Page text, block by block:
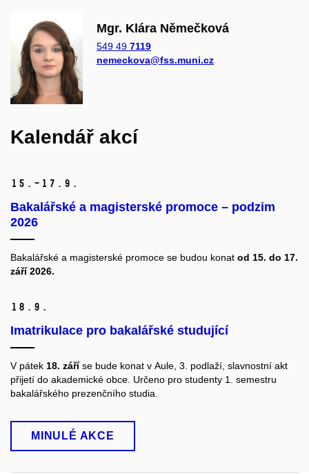
Mgr. Klára Němečková
549 49 7119
nemeckova@fss.muni.cz
Kalendář akcí
15.–17. 9.
Bakalářské a magisterské promoce – podzim
2026
Bakalářské a magisterské promoce se budou konat od 15. do 17.
září 2026.
18. 9.
Imatrikulace pro bakalářské studující
V pátek 18. záříse bude konat v Aule, 3. podlaží, slavnostní akt
přijetí do akademické obce. Určeno pro studenty 1. semestru
bakalářského prezenčního studia.
MINULÉ AKCE